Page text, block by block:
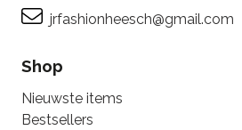
jrfashionheesch@gmail.com
Shop
Nieuwste items
Bestsellers